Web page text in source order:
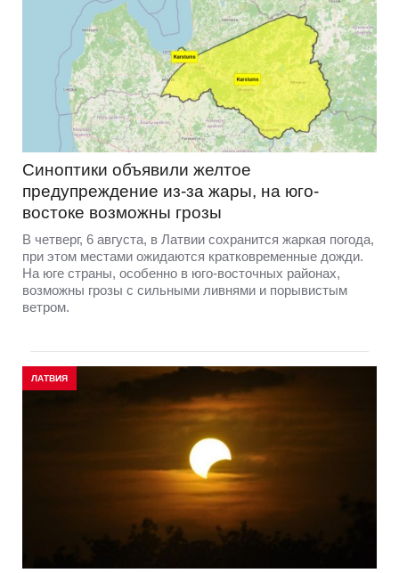
Синоптики объявили желтое
предупреждение из-за жары, на юго-
востоке возможны грозы
В четверг, 6 августа, в Латвии сохранится жаркая погода,
при этом местами ожидаются кратковременные дожди.
На юге страны, особенно в юго-восточных районах,
возможны грозы с сильными ливнями и порывистым
ветром.
ЛАТВИЯ